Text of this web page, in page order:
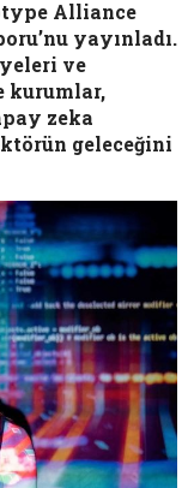
Alliance
yayınladı.
ve
kurumlar,
zeka
geleceğini